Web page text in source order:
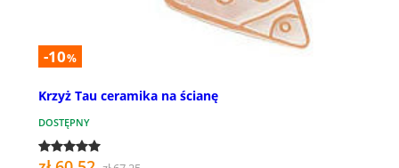
-10%
Krzyż Tau ceramika na ścianę
DOSTĘPNY